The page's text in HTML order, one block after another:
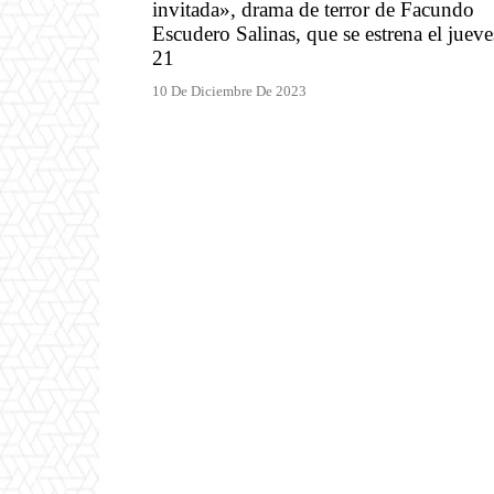
invitada», drama de terror de Facundo
Escudero Salinas, que se estrena el
21
10 De Diciembre De 2023